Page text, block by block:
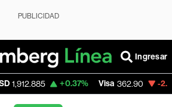
PUBLICIDAD
Ingresar
+0.37% Visa 362.90 -2.04%